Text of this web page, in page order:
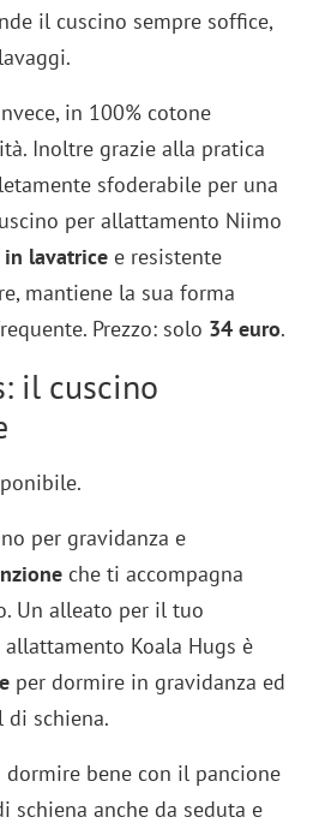
il cuscino sempre soffice,
in 100% cotone
Inoltre grazie alla pratica
sfoderabile per una
per allattamento Niimo
lavatrice e resistente
mantiene la sua forma
Prezzo: solo 34 euro.
il cuscino
per gravidanza e
che ti accompagna
Un alleato per il tuo
allattamento Koala Hugs è
per dormire in gravidanza ed
di schiena.
bene con il pancione
schiena anche da seduta e